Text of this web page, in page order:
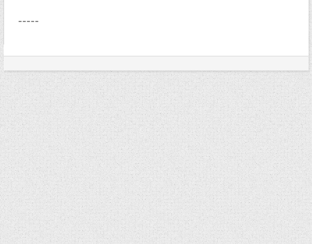
-----